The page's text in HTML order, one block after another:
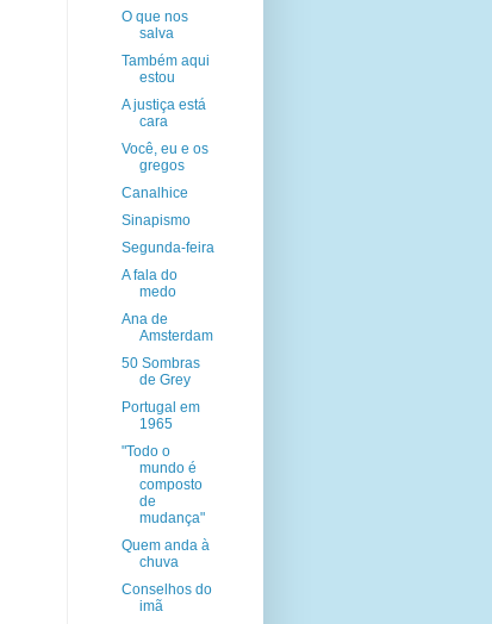
O que nos
salva
Também aqui
estou
A justiça está
cara
Você, eu e os
gregos
Canalhice
Sinapismo
Segunda-feira
A fala do
medo
Ana de
Amsterdam
50 Sombras
de Grey
Portugal em
1965
"Todo o
mundo é
composto
de
mudança"
Quem anda à
chuva
Conselhos do
imã